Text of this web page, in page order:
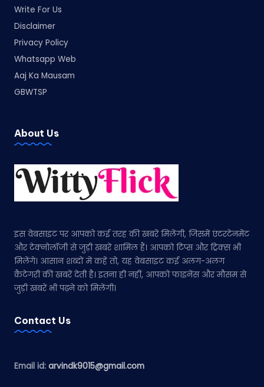
Write For Us
Disclaimer
Privacy Policy
Whatsapp Web
Aaj Ka Mausam
GBWTSP
About Us
इस वेबसाइट पर आपको कई तरह की खबरें मिलेंगी, जिसमें एंटरटेनमेंट
और टेक्नोलॉजी से जुड़ी खबरें शामिल हैं। आपको टिप्स और ट्रिक्स भी
मिलेंगे। आसान शब्दों में कहें तो, यह वेबसाइट कई अलग-अलग
कैटेगरी की खबरें देती है। इतना ही नहीं, आपको फाइनेंस और मौसम से
जुड़ी खबरें भी पढ़ने को मिलेंगी।
Contact Us
Email id: arvindk9015@gmail.com